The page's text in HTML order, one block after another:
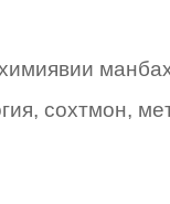
сохтмон,